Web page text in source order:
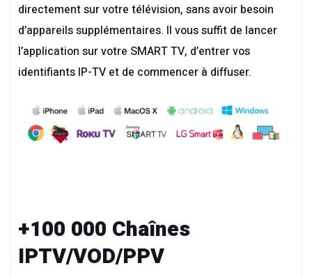
directement sur votre télévision, sans avoir besoin
d’appareils supplémentaires. Il vous suffit de lancer
l’application sur votre SMART TV, d’entrer vos
identifiants IP-TV et de commencer à diffuser.
+100 000 Chaînes
IPTV/VOD/PPV